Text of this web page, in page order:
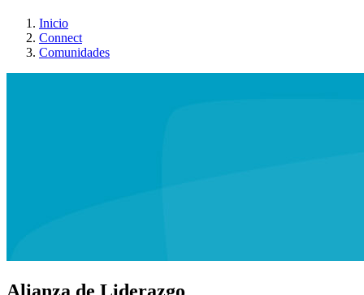
Inicio
Connect
Comunidades
Alianza de Liderazgo